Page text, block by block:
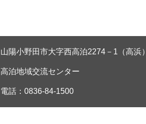
山陽小野田市大字西高泊2274－1（高浜）
高泊地域交流センター
電話：0836-84-1500